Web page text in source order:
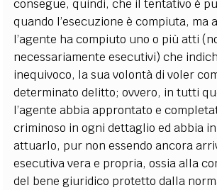
consegue, quindi, che il tentativo è
quando l’esecuzione è compiuta, ma
l’agente ha compiuto uno o più atti
necessariamente esecutivi) che
inequivoco, la sua volontà di voler
determinato delitto; ovvero, in tutti
l’agente abbia approntato e
criminoso in ogni dettaglio ed abbia
attuarlo, pur non essendo ancora
esecutiva vera e propria, ossia alla
del bene giuridico protetto dalla